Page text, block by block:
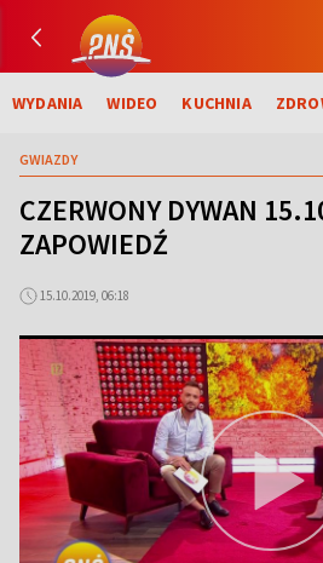
WYDANIA WIDEO KUCHNIA
GWIAZDY
CZERWONY DYWAN
ZAPOWIEDŹ
15.10.2019, 06:18